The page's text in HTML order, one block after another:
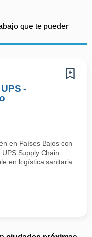
que te pueden
-
en Países Bajos con
Supply Chain
en logística sanitaria